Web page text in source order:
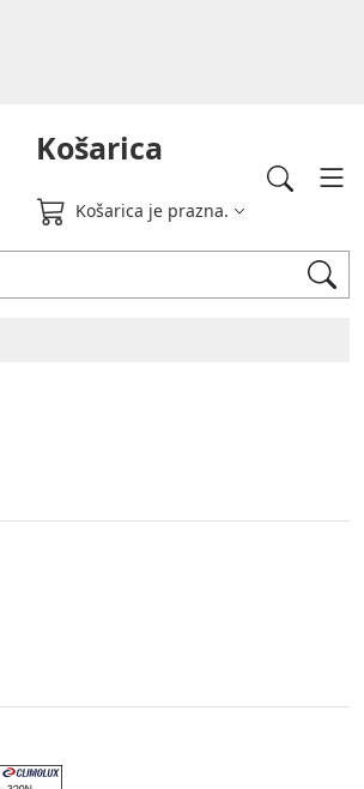
Košarica
Košarica je prazna.